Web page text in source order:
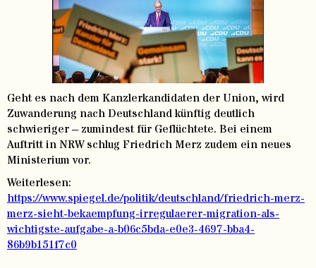
Geht es nach dem Kanzlerkandidaten der Union, wird
Zuwanderung nach Deutschland künftig deutlich
schwieriger – zumindest für Geflüchtete. Bei einem
Auftritt in NRW schlug Friedrich Merz zudem ein neues
Ministerium vor.
Weiterlesen:
https://www.spiegel.de/politik/deutschland/friedrich-merz-
merz-sieht-bekaempfung-irregulaerer-migration-als-
wichtigste-aufgabe-a-b06c5bda-e0e3-4697-bba4-
86b9b151f7c0